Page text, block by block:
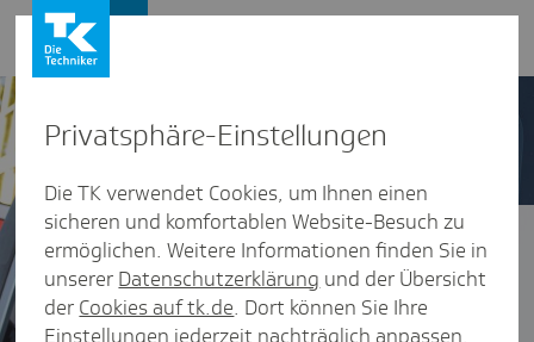
Digi­ta­li­sie­rung im Rettungs­dienst
Welche digitalen Weichen aus Sicht der TK im
hessischen Rettungsdienst gestellt werden
Privat­sphäre-Einstel­lungen
Die TK verwendet Cookies, um Ihnen einen
sicheren und komfortablen Website-Besuch zu
ermöglichen. Weitere Informationen finden Sie in
unserer Datenschutzerklärung und der Übersicht
der Cookies auf tk.de. Dort können Sie Ihre
Einstellungen jederzeit nachträglich anpassen.